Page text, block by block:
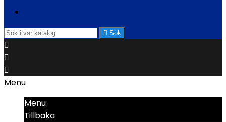
 Sök



Menu
Menu
Tillbaka